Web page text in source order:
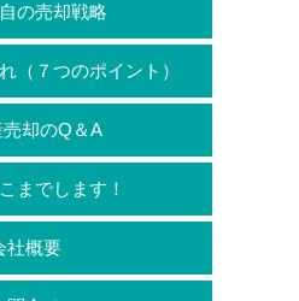
の売却戦略
（７つのポイント）
却のQ＆A
までします！
社概要